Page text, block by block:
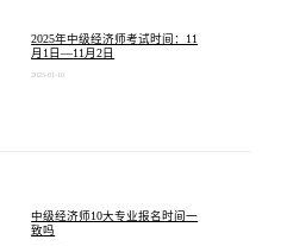
2025年中级经济师考试时间：11
月1日—11月2日
2025-01-10
中级经济师10大专业报名时间一
致吗